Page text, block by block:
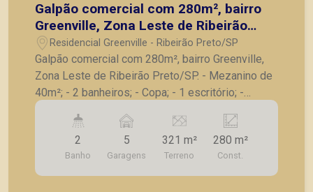
Galpão comercial com 280m², bairro
Greenville, Zona Leste de Ribeirão
Preto/SP.
Residencial Greenville - Ribeirão Preto/SP
Galpão comercial com 280m², bairro Greenville,
Zona Leste de Ribeirão Preto/SP. - Mezanino de
40m²; - 2 banheiros; - Copa; - 1 escritório; -
Deposito; - Terreno de esquina para construção.
Também temos imóveis no Nova Aliança, Jardim
Botânico, Jardim Canadá, casas e apartamentos
próximos a mercados, farmácias, escolas, além
de pontos comerciais localizados na Zona Sul.
2
Banho
5
Garagens
321 m²
Terreno
280 m²
Const.